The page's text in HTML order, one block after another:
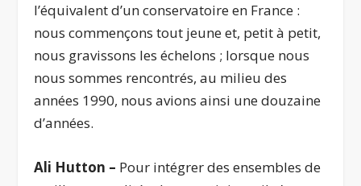
l’équivalent d’un conservatoire en France :
nous commençons tout jeune et, petit à petit,
nous gravissons les échelons ; lorsque nous
nous sommes rencontrés, au milieu des
années 1990, nous avions ainsi une douzaine
d’années.
Ali Hutton – Pour intégrer des ensembles de